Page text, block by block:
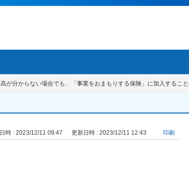
が分からない場合でも、「事業をおまもりする保険」に加入するこ
時 : 2023/12/11 09:47 更新日時 : 2023/12/11 12:43 印刷